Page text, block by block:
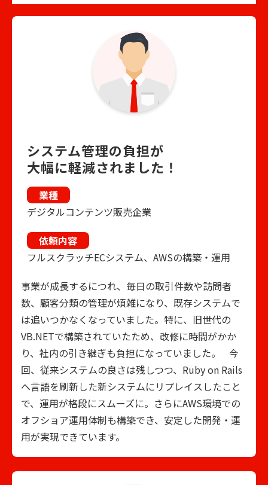
システム管理の負担が
大幅に軽減されました！
業種
デジタルコンテンツ販売企業
依頼内容
フルスクラッチECシステム、AWSの構築・運用
事業が成長するにつれ、毎日の取引件数や訪問者
数、顧客分類の管理が煩雑になり、既存システムで
は追いつかなくなっていました。特に、旧世代の
VB.NETで構築されていたため、改修に時間がかか
り、社内の引き継ぎも負担になっていました。 今
回、従来システムの良さは残しつつ、Ruby on Rails
へ言語を刷新した新システムにリプレイスしたこと
で、運用が格段にスムーズに。さらにAWS環境での
オフショア運用体制も構築でき、安定した開発・運
用が実現できています。